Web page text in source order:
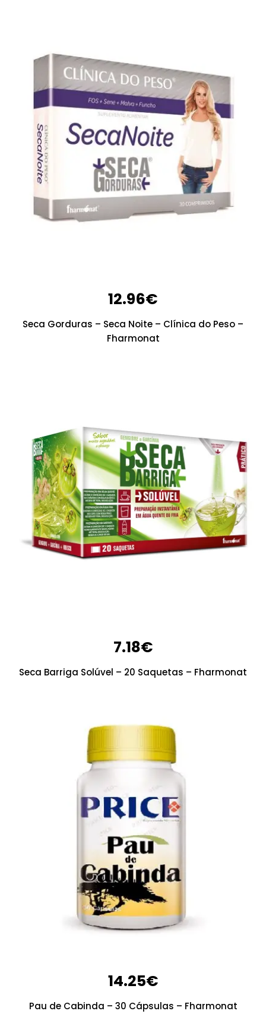
12.96€
Seca Gorduras – Seca Noite – Clínica do Peso –
Fharmonat
7.18€
Seca Barriga Solúvel – 20 Saquetas – Fharmonat
14.25€
Pau de Cabinda – 30 Cápsulas – Fharmonat